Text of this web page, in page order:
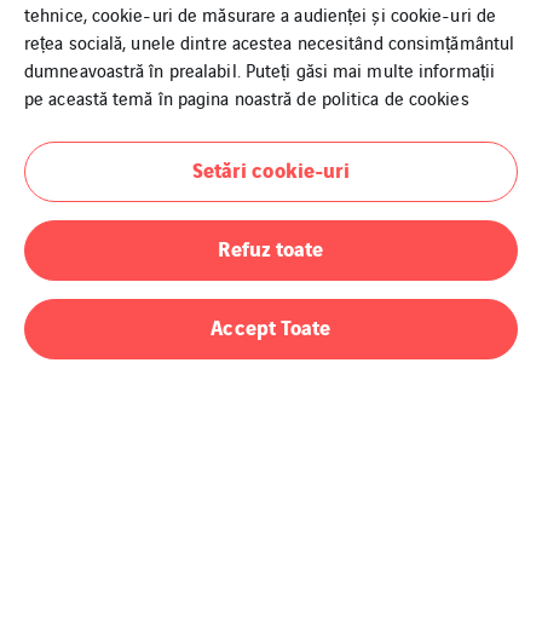
TIAB PIATRA NEAMT
TIAB PIATRA NEAMT
tehnice, cookie-uri de măsurare a audienței și cookie-uri de
rețea socială, unele dintre acestea necesitând consimțământul
dumneavoastră în prealabil. Puteți găsi mai multe informații
pe această temă în pagina noastră de politica de cookies
Setări cookie-uri
Refuz toate
Accept Toate